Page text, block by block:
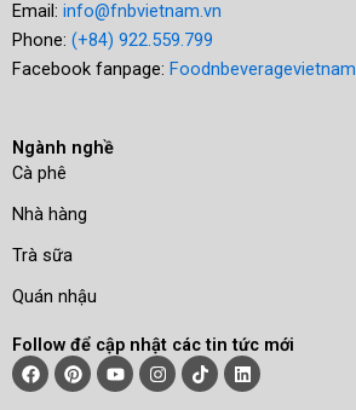
Email: info@fnbvietnam.vn
Phone: (+84) 922.559.799
Facebook fanpage: Foodnbeveragevietnam
Ngành nghề
Cà phê
Nhà hàng
Trà sữa
Quán nhậu
Follow để cập nhật các tin tức mới
FacebookPinterestYoutubeInstagram
TiktokLinkedin